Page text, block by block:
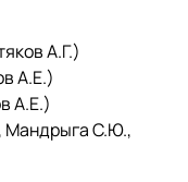
А.Г.)
А.Е.)
А.Е.)
С.Ю.,